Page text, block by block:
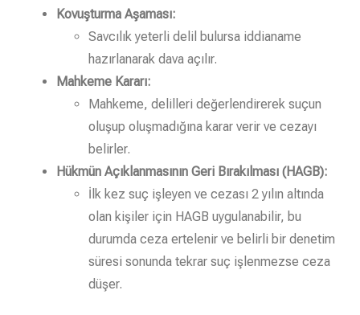
Kovuşturma Aşaması:
Savcılık yeterli delil bulursa iddianame
hazırlanarak dava açılır.
Mahkeme Kararı:
Mahkeme, delilleri değerlendirerek suçun
oluşup oluşmadığına karar verir ve cezayı
belirler.
Hükmün Açıklanmasının Geri Bırakılması (HAGB):
İlk kez suç işleyen ve cezası 2 yılın altında
olan kişiler için HAGB uygulanabilir, bu
durumda ceza ertelenir ve belirli bir denetim
süresi sonunda tekrar suç işlenmezse ceza
düşer.